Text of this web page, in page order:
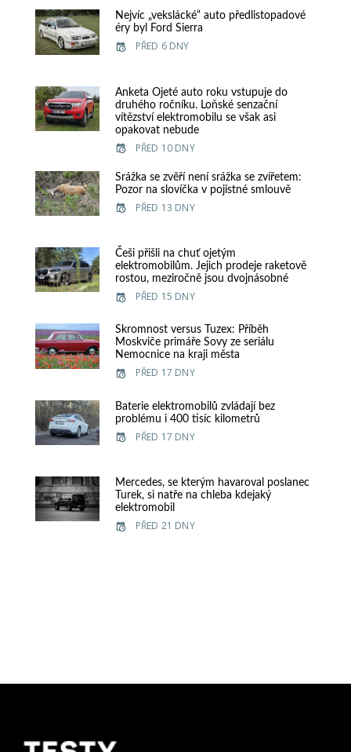
Nejvíc „vekslácké“ auto předlistopadové
éry byl Ford Sierra
PŘED 6 DNY
Anketa Ojeté auto roku vstupuje do
druhého ročníku. Loňské senzační
vítězství elektromobilu se však asi
opakovat nebude
PŘED 10 DNY
Srážka se zvěří není srážka se zvířetem:
Pozor na slovíčka v pojistné smlouvě
PŘED 13 DNY
Češi přišli na chuť ojetým
elektromobilům. Jejich prodeje raketově
rostou, meziročně jsou dvojnásobné
PŘED 15 DNY
Skromnost versus Tuzex: Příběh
Moskviče primáře Sovy ze seriálu
Nemocnice na kraji města
PŘED 17 DNY
Baterie elektromobilů zvládají bez
problému i 400 tisíc kilometrů
PŘED 17 DNY
Mercedes, se kterým havaroval poslanec
Turek, si natře na chleba kdejaký
elektromobil
PŘED 21 DNY